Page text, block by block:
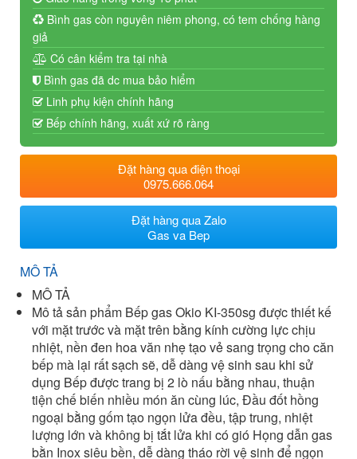
Bình gas còn nguyên niêm phong, có tem chống hàng
giả
Có cân kiểm tra tại nhà
Bình gas đã dc mua bảo hiểm
Linh phụ kiện chính hãng
Bếp chính hãng, xuất xứ rõ ràng
Đặt hàng qua điện thoại
0975.666.064
Đặt hàng qua Zalo
Gas va Bep
MÔ TẢ
MÔ TẢ
Mô tả sản phẩm Bếp gas Okio KI-350sg được thiết kế
với mặt trước và mặt trên bằng kính cường lực chịu
nhiệt, nền đen hoa văn nhẹ tạo vẻ sang trọng cho căn
bếp mà lại rất sạch sẽ, dễ dàng vệ sinh sau khi sử
dụng Bếp được trang bị 2 lò nấu bằng nhau, thuận
tiện chế biến nhiều món ăn cùng lúc, Đầu đốt hồng
ngoại bằng gốm tạo ngọn lửa đều, tập trung, nhiệt
lượng lớn và không bị tắt lửa khi có gió Họng dẫn gas
bằn Inox siêu bền, dễ dàng tháo rời vệ sinh để ngọn